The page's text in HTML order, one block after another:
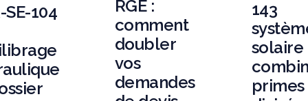
SE-104
RGE :
comment
doubler
vos
demandes
143
solaire
primes